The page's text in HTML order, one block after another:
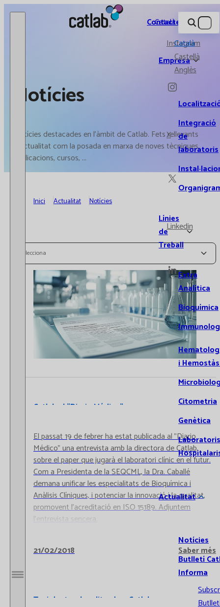
Obrir / Tancar menú
Catlab.
Empresa
Integració
de
laboratoris
Línies
de
Treball
Extra
Analítica
Bioquímica
i
Citometria
Genètica
Laboratoris
Actualitat
Notícies
Butlletí
Informa
Contacte
Instagram
X
Linkedin
Català
Català
Castellà
Anglès
Notícies
Notícies destacades en l'àmbit de Catlab. Fets rellevants
d'actualitat com la posada en marxa de noves tècniques,
publicacions, cursos, ...
Inici Actualitat Notícies
Selecciona
Catlab al "Diario Médico"
El passat 19 de febrer ha estat publicada al "Diario
Médico" una entrevista amb la directora de Catlab,
sobre el paper que jugarà el laboratori clínic en el futur.
Com a Presidenta de la SEQCML, la Dra. Caballé
demana unificar les especialitats de Bioquímica i
Anàlisis Clíniques, i potenciar la innovació i la qualitat,
promovent l'acreditació en ISO 15189. Adjuntem
l'entrevista sencera.
21/02/2018 Saber més
Tesi doctoral realitzada a Catlab